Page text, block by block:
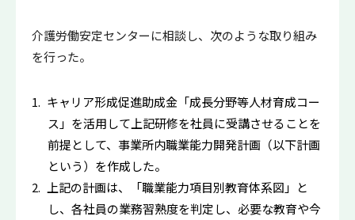
介護労働安定センターに相談し、次のような取り組み
を行った。
キャリア形成促進助成金「成長分野等人材育成コー
ス」を活用して上記研修を社員に受講させることを
前提として、事業所内職業能力開発計画（以下計画
という）を作成した。
上記の計画は、「職業能力項目別教育体系図」と
し、各社員の業務習熟度を判定し、必要な教育や今